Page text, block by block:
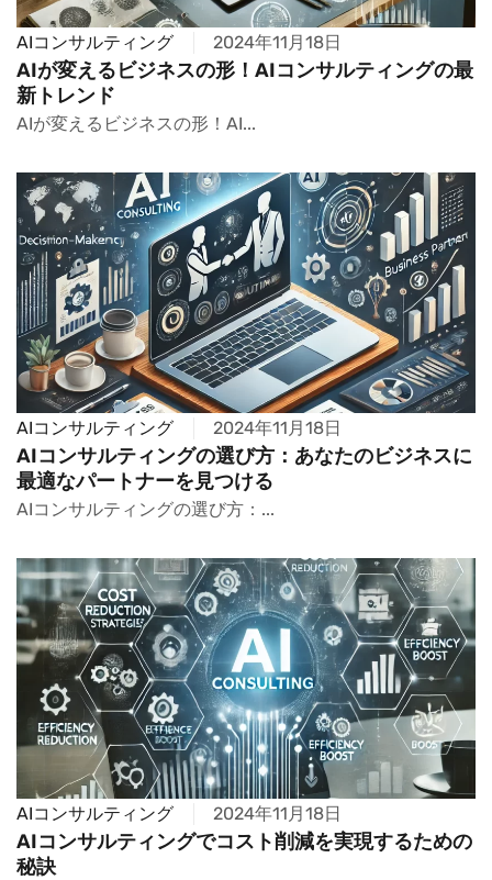
AIコンサルティング 2024年11月18日
AIが変えるビジネスの形！AIコンサルティングの最
新トレンド
AIが変えるビジネスの形！AI...
AIコンサルティング 2024年11月18日
AIコンサルティングの選び方：あなたのビジネスに
最適なパートナーを見つける
AIコンサルティングの選び方：...
AIコンサルティング 2024年11月18日
AIコンサルティングでコスト削減を実現するための
秘訣